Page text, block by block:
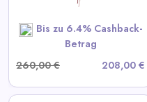
Bis zu 6.4% Cashback-
Betrag
260,00 €
208,00 €